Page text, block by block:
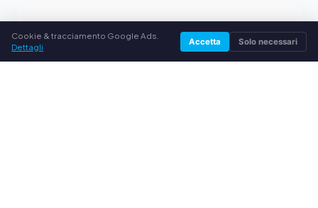
Cookie & tracciamento Google Ads.
Dettagli
Accetta Solo necessari